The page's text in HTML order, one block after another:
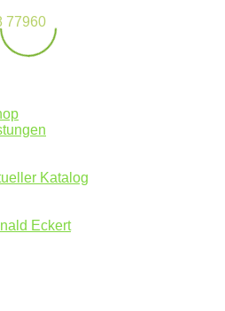
77960
Katalog
Eckert